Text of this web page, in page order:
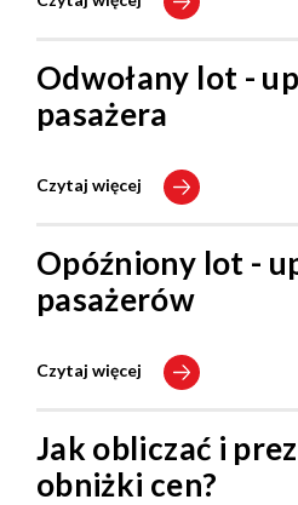
Odwołany lot -
pasażera
Czytaj więcej
Opóźniony lot -
pasażerów
Czytaj więcej
Jak obliczać i
obniżki cen?